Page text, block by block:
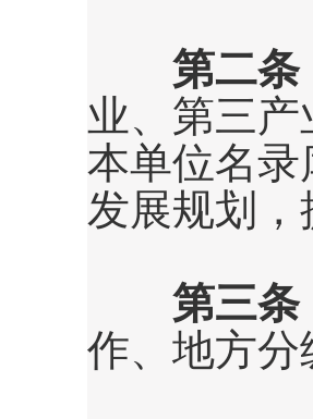
第二条
业、第三
本单位名
发展规划
第三条
作、地方